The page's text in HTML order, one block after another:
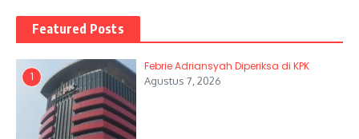
Featured Posts
1
Febrie Adriansyah Diperiksa di KPK
Agustus 7, 2026